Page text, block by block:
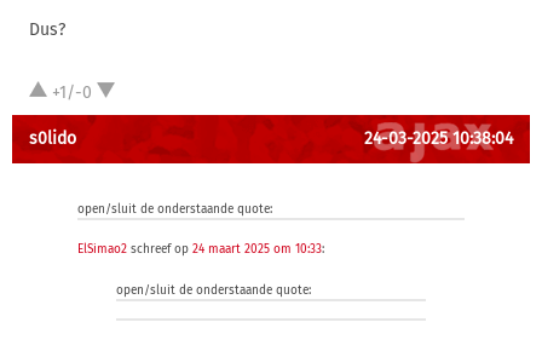
Dus?
+1/-0
s0lido 24-03-2025 10:38:04
open/sluit de onderstaande quote:
ElSimao2 schreef op 24 maart 2025 om 10:33:
open/sluit de onderstaande quote: